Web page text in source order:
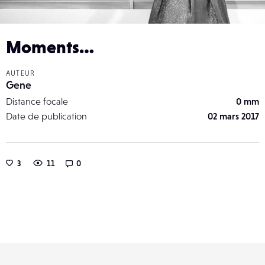
Moments…
AUTEUR
Gene
Distance focale
0 mm
Date de publication
02 mars 2017
3 11 0